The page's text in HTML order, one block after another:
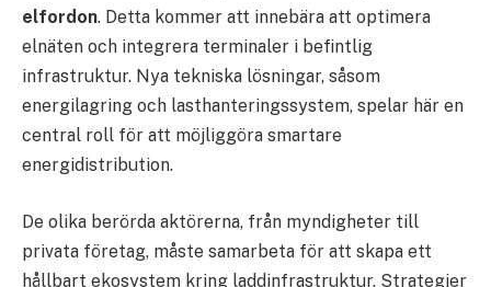
elfordon. Detta kommer att innebära att optimera
elnäten och integrera terminaler i befintlig
infrastruktur. Nya tekniska lösningar, såsom
energilagring och lasthanteringssystem, spelar här en
central roll för att möjliggöra smartare
energidistribution.
De olika berörda aktörerna, från myndigheter till
privata företag, måste samarbeta för att skapa ett
hållbart ekosystem kring laddinfrastruktur. Strategier